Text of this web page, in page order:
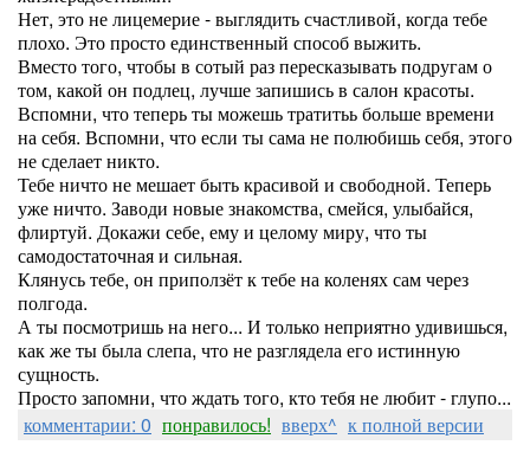
Нет, это не лицемерие - выглядить счастливой, когда тебе
плохо. Это просто единственный способ выжить.
Вместо того, чтобы в сотый раз пересказывать подругам о
том, какой он подлец, лучше запишись в салон красоты.
Вспомни, что теперь ты можешь тратитьь больше времени
на себя. Вспомни, что если ты сама не полюбишь себя, этого
не сделает никто.
Тебе ничто не мешает быть красивой и свободной. Теперь
уже ничто. Заводи новые знакомства, смейся, улыбайся,
флиртуй. Докажи себе, ему и целому миру, что ты
самодостаточная и сильная.
Клянусь тебе, он приползёт к тебе на коленях сам через
полгода.
А ты посмотришь на него... И только неприятно удивишься,
как же ты была слепа, что не разглядела его истинную
сущность.
Просто запомни, что ждать того, кто тебя не любит - глупо...
комментарии: 0 понравилось! вверх^ к полной версии